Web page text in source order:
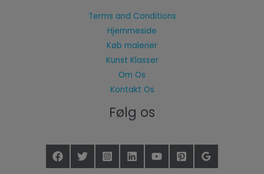
Terms and Conditions
Hjemmeside
Køb malerier
Kunst Klasser
Om Os
Kontakt Os
Følg os